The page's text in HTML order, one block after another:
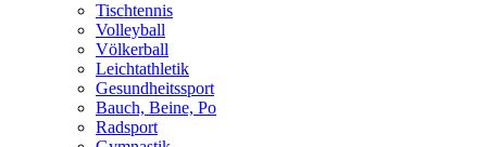
Tischtennis
Volleyball
Völkerball
Leichtathletik
Gesundheitssport
Bauch, Beine, Po
Radsport